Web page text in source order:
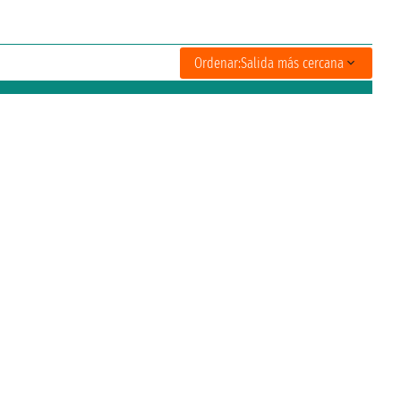
Ordenar:Salida más cercana